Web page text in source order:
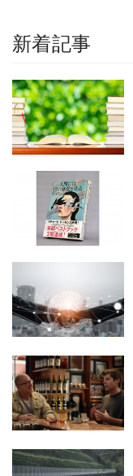
新着記事